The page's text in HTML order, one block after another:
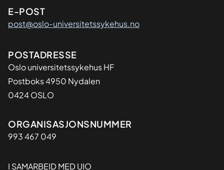
E-POST
post@oslo-universitetssykehus.no
Adresse
POSTADRESSE
Oslo universitetssykehus HF
Postboks 4950 Nydalen
0424 OSLO
Organisasjon
ORGANISASJONSNUMMER
993 467 049
I SAMARBEID MED UIO